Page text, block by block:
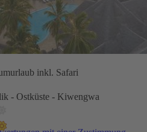
inkl. Safari
- Ostküste - Kiwengwa